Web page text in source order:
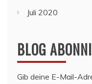
Juli 2020
BLOG
Gib deine E-Mail-